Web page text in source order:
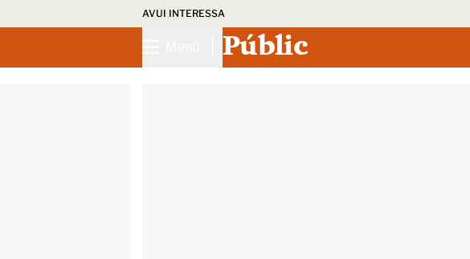
AVUI INTERESSA
Públic